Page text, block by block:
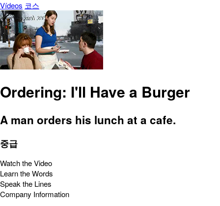
Vídeos 코스
Ordering: I'll Have a Burger
A man orders his lunch at a cafe.
중급
Watch the Video
Learn the Words
Speak the Lines
Company Information